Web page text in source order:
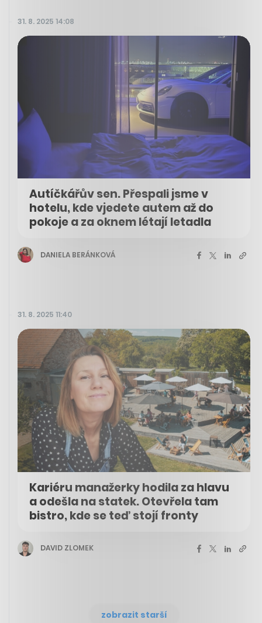
31. 8. 2025 14:08
Autíčkářův sen. Přespali jsme v
hotelu, kde vjedete autem až do
pokoje a za oknem létají letadla
DANIELA BERÁNKOVÁ
31. 8. 2025 11:40
Kariéru manažerky hodila za hlavu
a odešla na statek. Otevřela tam
bistro, kde se teď stojí fronty
DAVID ZLOMEK
zobrazit starší